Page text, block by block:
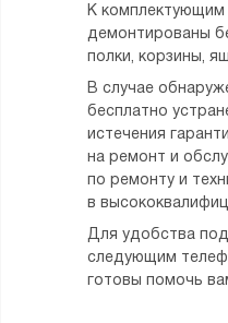
К комплектующим
демонтированы
полки, корзины,
В случае
бесплатно
истечения
на ремонт и
по ремонту и
в
Для удобства
следующим
готовы помочь